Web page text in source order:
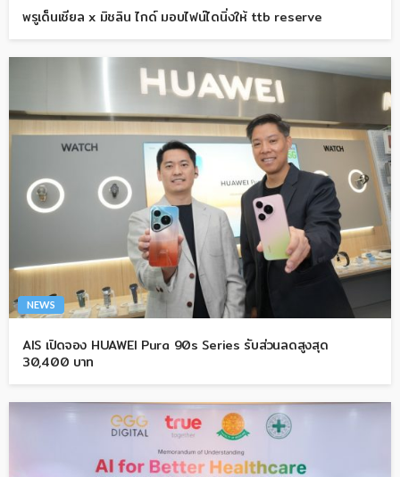
พรูเด็นเชียล x มิชลิน ไกด์ มอบไฟน์ไดนิ่งให้ ttb reserve
NEWS
AIS เปิดจอง HUAWEI Pura 90s Series รับส่วนลดสูงสุด
30,400 บาท